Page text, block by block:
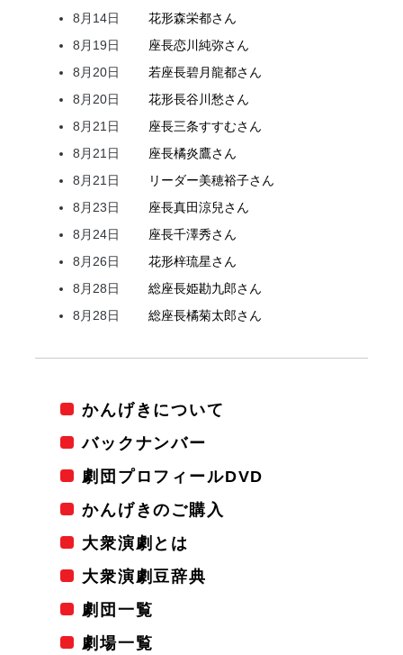
8月14日
花形森栄都さん
8月19日
座長恋川純弥さん
8月20日
若座長碧月龍都さん
8月20日
花形長谷川愁さん
8月21日
座長三条すすむさん
8月21日
座長橘炎鷹さん
8月21日
リーダー美穂裕子さん
8月23日
座長真田涼兒さん
8月24日
座長千澤秀さん
8月26日
花形梓琉星さん
8月28日
総座長姫勘九郎さん
8月28日
総座長橘菊太郎さん
かんげきについて
バックナンバー
劇団プロフィールDVD
かんげきのご購入
大衆演劇とは
大衆演劇豆辞典
劇団一覧
劇場一覧